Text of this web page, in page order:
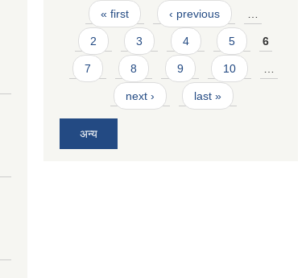
Pages
« first ‹ previous …
2 3 4 5 6
7 8 9 10 …
next › last »
अन्य